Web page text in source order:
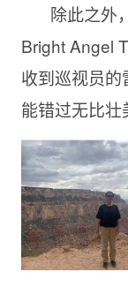
除此之外
Bright Angel
收到巡视员
能错过无比壮